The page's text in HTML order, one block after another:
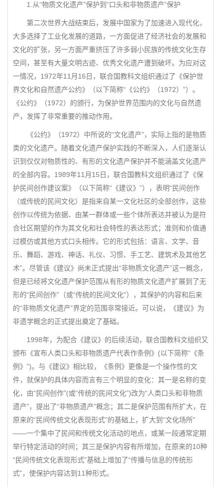
1.从“物质文化遗产”保护到“口头和非物质遗产”保护
第二次世界大战结束后，发展中国家为了加速进入现代化，
大多选择了工业化发展的道路，一方面促进了经济社会的发展和
文化的扩张，另一方面严重挤压了许多弱小民族的传统文化生存
空间，甚至有大量文明古迹、优秀文化遗产遭到破坏。为应对这
一情况，1972年11月16日，联合国教科文组织通过了《保护世
界文化和自然遗产公约》（以下简称“《公约》（1972）”）。
《公约》（1972）的颁行，为保护世界范围内的文化与自然遗
产，发挥了非常重要的推动作用。
《公约》（1972）中所说的“文化遗产”，实际上指的是物质
类的文化遗产。随着文化遗产保护实践的不断深入，人们逐渐认
识到仅仅对物质性的、有形的文化遗产保护并不能涵盖文化遗产
的全部内容。1989年11月15日，联合国教科文组织通过了《保
护民间创作建议案》（以下简称“《建议》”），表明“民间创作
（或传统的民间文化）是指来自某一文化社区的全部创作，这些
创作以传统为依据、由某一群体或一些个体所表达并被认为是符
合社区期望的作为其文化和社会特性的表达形式；准则和价值通
过模仿或其他方式口头相传。它的形式包括：语言、文学、音
乐、舞蹈、游戏、神话、礼仪、习惯、手工艺、建筑术及其他艺
术”。尽管该《建议》尚未正式提出“非物质文化遗产”这一概念，
但是已经将文化遗产保护范围从有形的物质文化遗产扩展到了无
形的“民间创作”（或“传统的民间文化”），其保护的内容和后来
的“非物质文化遗产”界定的范围非常接近。可以说，《建议》为
非遗学概念的正式提出奠定了基础。
1998年，为配合《建议》的后续活动，联合国教科文组织又
颁布《宣布人类口头和非物质遗产代表作条例》(以下简称“《条
例》”)。与《建议》相比较，《条例》更像是一个操作性的文
件，就保护的具体内容而言有三个明显的变化：其一是名称的变
化，由“民间创作”(或“传统的民间文化”)改为“人类口头和非物质
遗产”，提出了“非物质遗产”概念；其二是保护范围有所扩大，在
原来的“民间传统文化表现形式”的基础上，扩大到“文化场所”
——一个集中了民间和传统文化活动的地点，或某一段通常定期
举行特定活动的时间；其三是保护内容有所增加，在原来的10种
“民间传统文化表现形式”基础上增加了“传播与信息的传统形
式”，使保护内容达到11种形式。